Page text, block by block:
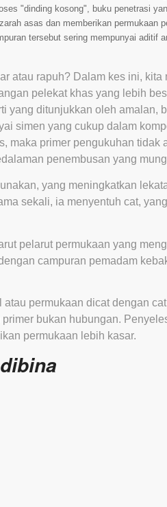
"dinding kosong", buku penetrasi
asas dan memberikan permukaan
tersebut sering mempunyai aditif
atau rapuh? Dalam kes ini, kita
pelekat khas yang lebih
yang ditunjukkan oleh amalan,
simen yang cukup dalam
maka primer pengukuhan tidak
penembusan yang
yang meningkatkan
sekali, ia menyentuh cat,
pelarut permukaan yang
campuran pemadam
permukaan dicat dengan
bukan hubungan.
permukaan lebih kasar.